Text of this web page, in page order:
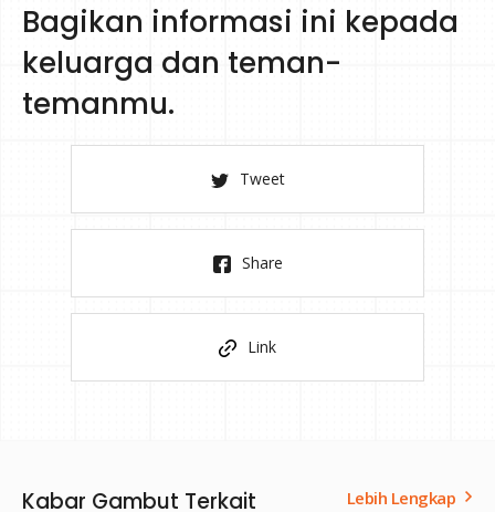
Bagikan informasi ini kepada
keluarga dan teman-
temanmu.
Tweet
Share
Link
Kabar Gambut Terkait Lebih Lengkap